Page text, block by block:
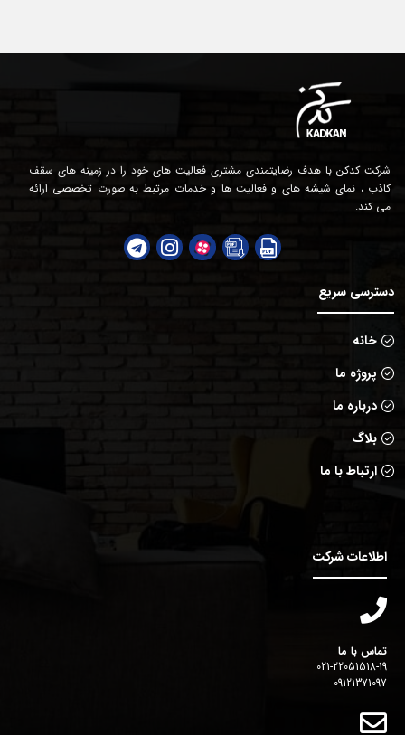
شرکت کدکن با هدف رضایتمندی مشتری فعالیت های خود را در زمینه های سقف
کاذب ، نمای شیشه های و فعالیت ها و خدمات مرتبط به صورت تخصصی ارائه
می کند.
دسترسی سریع
خانه
پروژه ما
درباره ما
بلاگ
ارتباط با ما
اطلاعات شرکت
تماس با ما
021-22051518-19
09121371097